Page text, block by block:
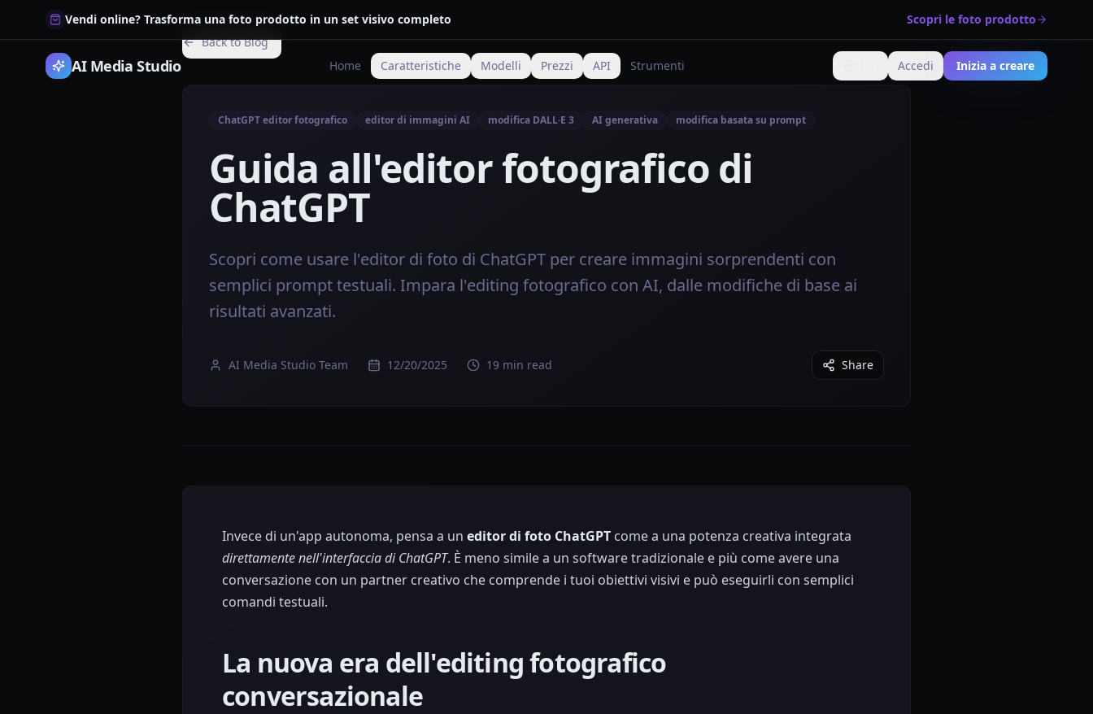
Vendi online? Trasforma una foto prodotto in un set visivo completo Scopri le foto prodotto
AI Media Studio Home Caratteristiche Modelli Prezzi API Strumenti Cambia lingua
Accedi Inizia a creare
Back to Blog
ChatGPT editor fotografico editor di immagini AI modifica DALL·E 3 AI generativa modifica basata su prompt
Guida all'editor fotografico di
ChatGPT
Scopri come usare l'editor di foto di ChatGPT per creare immagini sorprendenti con
semplici prompt testuali. Impara l'editing fotografico con AI, dalle modifiche di base ai
risultati avanzati.
AI Media Studio Team 12/20/2025 19 min read Share
Invece di un'app autonoma, pensa a un editor di foto ChatGPT come a una potenza creativa integrata
direttamente nell'interfaccia di ChatGPT. È meno simile a un software tradizionale e più come avere una
conversazione con un partner creativo che comprende i tuoi obiettivi visivi e può eseguirli con semplici
comandi testuali.
La nuova era dell'editing fotografico
conversazionale